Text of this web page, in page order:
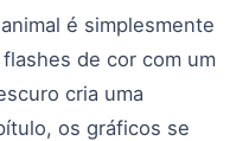
é simplesmente
de cor com um
cria uma
os gráficos se